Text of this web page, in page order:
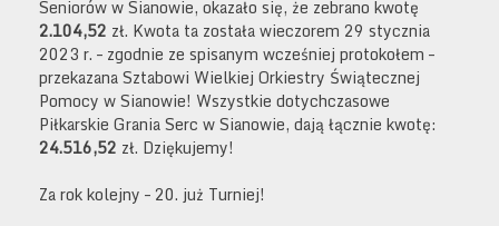
Seniorów w Sianowie, okazało się, że zebrano kwotę
2.104,52 zł. Kwota ta została wieczorem 29 stycznia
2023 r. – zgodnie ze spisanym wcześniej protokołem –
przekazana Sztabowi Wielkiej Orkiestry Świątecznej
Pomocy w Sianowie! Wszystkie dotychczasowe
Piłkarskie Grania Serc w Sianowie, dają łącznie kwotę:
24.516,52 zł. Dziękujemy!
Za rok kolejny – 20. już Turniej!